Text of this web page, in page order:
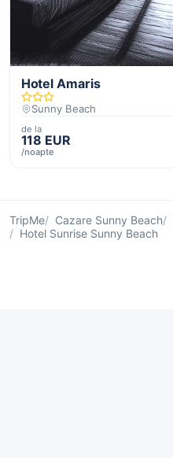
Hotel Amaris
Sunny Beach
de la
118 EUR
/noapte
TripMe Cazare Sunny Beach
Hotel Sunrise Sunny Beach